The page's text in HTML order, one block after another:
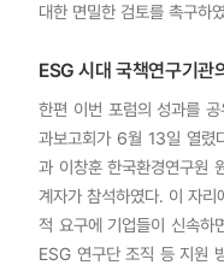
대한 면밀한 검토를 촉구하
ESG 시대 국책연구기관
한편 이번 포럼의 성과를
과보고회가 6월 13일 열렸
과 이창훈 한국환경연구원
계자가 참석하였다. 이 자리
적 요구에 기업들이 신속하
ESG 연구단 조직 등 지원